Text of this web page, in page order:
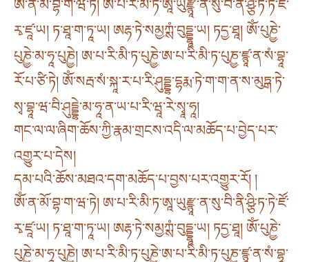
ཨོཾ་ན་མོ་བྷ་ག་ཝ་ཏེ། ཨ་པ་རི་མི་ཏ་ཨཱ་ཡུརྫྙཱ་ན་སུ་བི་ནི་ཤྩི་ཏ་ཏེ་ཛོ་
རྭ་ཛཱ་ཡ། ཏ་ཐཱ་ག་ཏཱ་ཡ། ཨརྷ་ཏེ་སམྱཀྶཾ་བུདྡྷཱ་ཡ། ཏདྱ་ཐཱ། ཨོཾ་པུཎྱེ་
པུཎྱེ་མ་ཧཱ་པུཎྱེ། ཨ་པ་རི་མི་ཏ་པུཎྱེ་ཨ་པ་རི་མི་ཏ་པུཎྱ་ཛྙཱ་ན་སཾ་བྷཱ་
རོ་པ་ཙི་ཏེ། ཨོཾ་སརྦ་སཾ་སྐཱ་ར་པ་རི་ཤུདྡྷ་དྷརྨ་ཏེ་ག་ག་ན་ས་མུཏྒ་ཏེ་
སྭ་བྷཱ་ཝ་བི་ཤུདྡྷེ་མ་ཧཱ་ན་ཡ་པ་རི་ཝཱ་རེ་སྭཱ་ཧཱ།
གང་ལ་ལ་ཞིག་ཆོས་ཀྱི་རྣམ་གྲངས་འདི་ལ་མཆོད་པ་བྱེད་པར་
འགྱུར་པ་དེས།
དམ་པའི་ཆོས་མཐའ་དག་མཆོད་པ་བྱས་པར་འགྱུར་རོ། །
ཨོཾ་ན་མོ་བྷ་ག་ཝ་ཏེ། ཨ་པ་རི་མི་ཏ་ཨཱ་ཡུརྫྙཱ་ན་སུ་བི་ནི་ཤྩི་ཏ་ཏེ་ཛོ་
རྭ་ཛཱ་ཡ། ཏ་ཐཱ་ག་ཏཱ་ཡ། ཨརྷ་ཏེ་སམྱཀྶཾ་བུདྡྷཱ་ཡ། ཏདྱ་ཐཱ། ཨོཾ་པུཎྱེ་
པུཎྱེ་མ་ཧཱ་པུཎྱེ། ཨ་པ་རི་མི་ཏ་པུཎྱེ་ཨ་པ་རི་མི་ཏ་པུཎྱ་ཛྙཱ་ན་སཾ་བྷཱ་